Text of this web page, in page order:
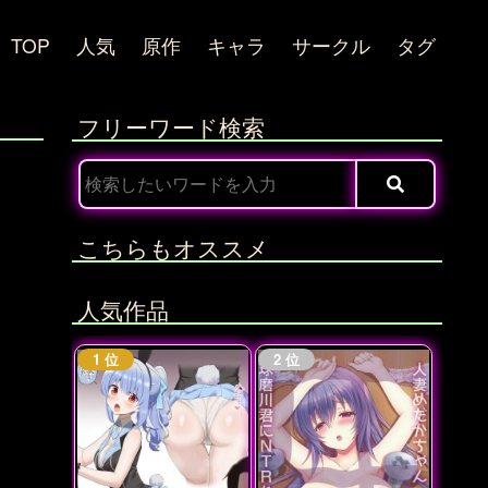
TOP 人気 原作 キャラ サークル タグ
フリーワード検索
こちらもオススメ
人気作品